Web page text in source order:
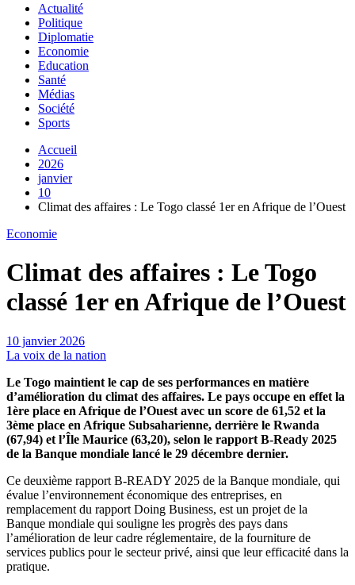
Actualité
Politique
Diplomatie
Economie
Education
Santé
Médias
Société
Sports
Accueil
2026
janvier
10
Climat des affaires : Le Togo classé 1er en Afrique de l’Ouest
Economie
Climat des affaires : Le Togo
classé 1er en Afrique de l’Ouest
10 janvier 2026
La voix de la nation
Le Togo maintient le cap de ses performances en matière
d’amélioration du climat des affaires. Le pays occupe en effet la
1ère place en Afrique de l’Ouest avec un score de 61,52 et la
3ème place en Afrique Subsaharienne, derrière le Rwanda
(67,94) et l’Île Maurice (63,20), selon le rapport B-Ready 2025
de la Banque mondiale lancé le 29 décembre dernier.
Ce deuxième rapport B-READY 2025 de la Banque mondiale, qui
évalue l’environnement économique des entreprises, en
remplacement du rapport Doing Business, est un projet de la
Banque mondiale qui souligne les progrès des pays dans
l’amélioration de leur cadre réglementaire, de la fourniture de
services publics pour le secteur privé, ainsi que leur efficacité dans la
pratique.